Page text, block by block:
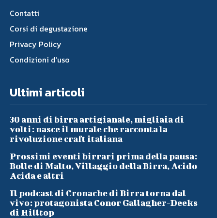
Contatti
Corsi di degustazione
Privacy Policy
Condizioni d’uso
Ultimi articoli
30 anni di birra artigianale, migliaia di
volti: nasce il murale che racconta la
rivoluzione craft italiana
Prossimi eventi birrari prima della pausa:
Bolle di Malto, Villaggio della Birra, Acido
Acida e altri
Il podcast di Cronache di Birra torna dal
vivo: protagonista Conor Gallagher-Deeks
di Hilltop